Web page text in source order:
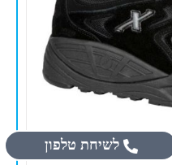
לשיחת טלפון